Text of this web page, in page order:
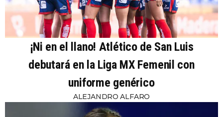
¡Ni en el llano! Atlético de San Luis
debutará en la Liga MX Femenil con
uniforme genérico
ALEJANDRO ALFARO